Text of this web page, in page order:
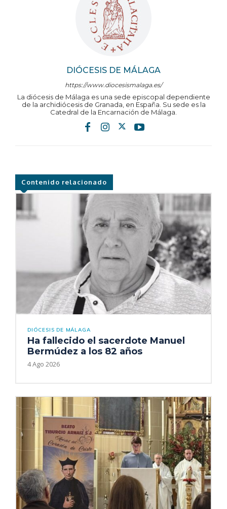
DIÓCESIS DE MÁLAGA
https://www.diocesismalaga.es/
La diócesis de Málaga es una sede episcopal dependiente
de la archidiócesis de Granada, en España. Su sede es la
Catedral de la Encarnación de Málaga.
Contenido relacionado
DIÓCESIS DE MÁLAGA
Ha fallecido el sacerdote Manuel
Bermúdez a los 82 años
4 Ago 2026